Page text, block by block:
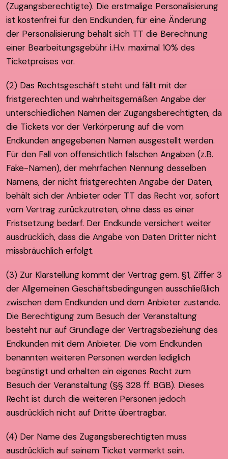
(Zugangsberechtigte). Die erstmalige Personalisierung
ist kostenfrei für den Endkunden, für eine Änderung
der Personalisierung behält sich TT die Berechnung
einer Bearbeitungsgebühr i.H.v. maximal 10% des
Ticketpreises vor.
(2) Das Rechtsgeschäft steht und fällt mit der
fristgerechten und wahrheitsgemäßen Angabe der
unterschiedlichen Namen der Zugangsberechtigten, da
die Tickets vor der Verkörperung auf die vom
Endkunden angegebenen Namen ausgestellt werden.
Für den Fall von offensichtlich falschen Angaben (z.B.
Fake-Namen), der mehrfachen Nennung desselben
Namens, der nicht fristgerechten Angabe der Daten,
behält sich der Anbieter oder TT das Recht vor, sofort
vom Vertrag zurückzutreten, ohne dass es einer
Fristsetzung bedarf. Der Endkunde versichert weiter
ausdrücklich, dass die Angabe von Daten Dritter nicht
missbräuchlich erfolgt.
(3) Zur Klarstellung kommt der Vertrag gem. §1, Ziffer 3
der Allgemeinen Geschäftsbedingungen ausschließlich
zwischen dem Endkunden und dem Anbieter zustande.
Die Berechtigung zum Besuch der Veranstaltung
besteht nur auf Grundlage der Vertragsbeziehung des
Endkunden mit dem Anbieter. Die vom Endkunden
benannten weiteren Personen werden lediglich
begünstigt und erhalten ein eigenes Recht zum
Besuch der Veranstaltung (§§ 328 ff. BGB). Dieses
Recht ist durch die weiteren Personen jedoch
ausdrücklich nicht auf Dritte übertragbar.
(4) Der Name des Zugangsberechtigten muss
ausdrücklich auf seinem Ticket vermerkt sein.